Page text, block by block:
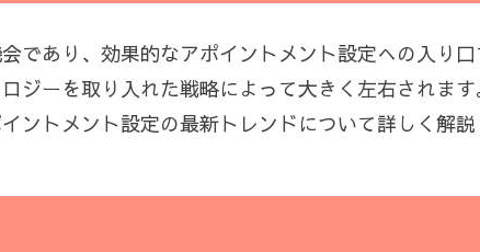
であり、効果的なアポイントメント設定への入り口
ジーを取り入れた戦略によって大きく左右されます
ントメント設定の最新トレンドについて詳しく解説